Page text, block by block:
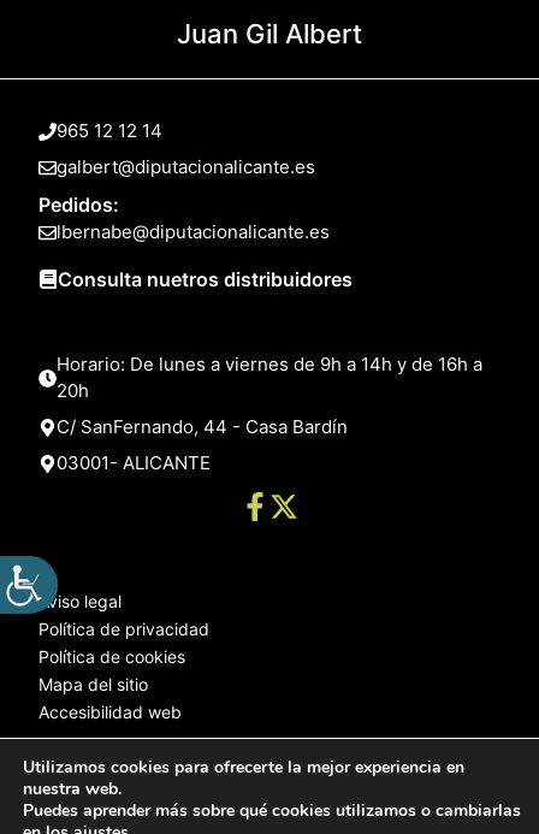
Juan Gil Albert
965 12 12 14
galbert@diputacionalicante.es
Pedidos:
lbernabe@diputacionalicante.es
Consulta nuetros distribuidores
Horario: De lunes a viernes de 9h a 14h y de 16h a
20h
C/ SanFernando, 44 - Casa Bardín
03001- ALICANTE
Aviso legal
Política de privacidad
Política de cookies
Mapa del sitio
Accesibilidad web
© 2025 Web desarrollada por el Servicio de Informática de Diputación
Utilizamos cookies para ofrecerte la mejor experiencia en
nuestra web.
Puedes aprender más sobre qué cookies utilizamos o cambiarlas